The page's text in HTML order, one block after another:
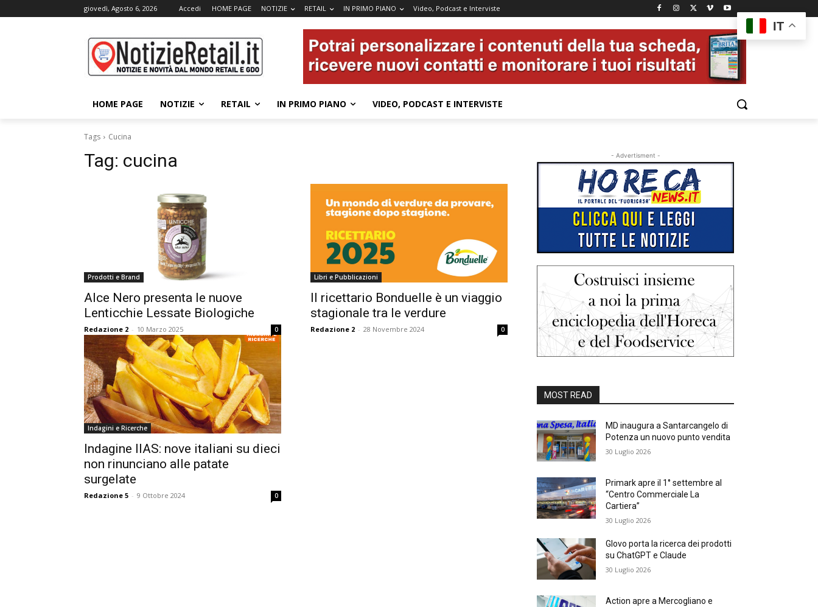
giovedì, Agosto 6, 2026 Accedi HOME PAGE NOTIZIE RETAIL IN PRIMO PIANO Video, Podcast e Interviste
HOME PAGE NOTIZIE RETAIL IN PRIMO PIANO VIDEO, PODCAST E INTERVISTE
Tags Cucina
Tag: cucina
Prodotti e Brand
Alce Nero presenta le nuove
Lenticchie Lessate Biologiche
Redazione 2 - 10 Marzo 2025 0
Libri e Pubblicazioni
Il ricettario Bonduelle è un viaggio
stagionale tra le verdure
Redazione 2 - 28 Novembre 2024 0
Indagini e Ricerche
Indagine IIAS: nove italiani su dieci
non rinunciano alle patate
surgelate
Redazione 5 - 9 Ottobre 2024 0
- Advertisment -
MOST READ
MD inaugura a Santarcangelo di
Potenza un nuovo punto vendita
30 Luglio 2026
Primark apre il 1° settembre al
“Centro Commerciale La
Cartiera”
30 Luglio 2026
Glovo porta la ricerca dei prodotti
su ChatGPT e Claude
30 Luglio 2026
Action apre a Mercogliano e
IT